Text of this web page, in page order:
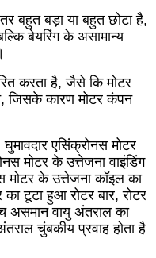
बहुत बड़ा या बहुत छोटा है,
बेयरिंग के असामान्य
करता है, जैसे कि मोटर
जिसके कारण मोटर कंपन
एसिंक्रोनस मोटर
मोटर के उत्तेजना वाइंडिंग
मोटर के उत्तेजना कॉइल का
टूटा हुआ रोटर बार, रोटर
असमान वायु अंतराल का
चुंबकीय प्रवाह होता है